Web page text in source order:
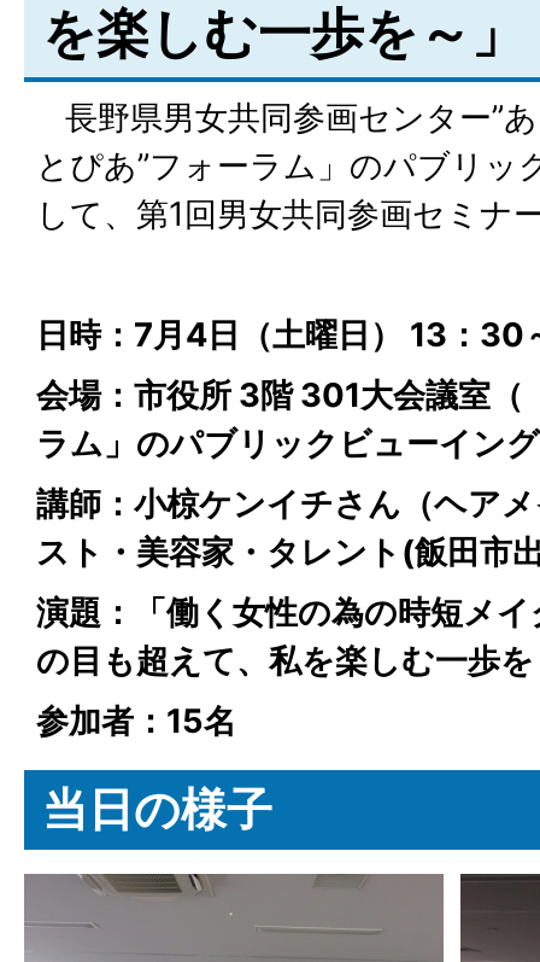
を楽しむ一歩を～」
長野県男女共同参画センター”
とぴあ”フォーラム」のパブリッ
して、第1回男女共同参画セミナ
日時：7月4日（土曜日） 13：
会場：市役所 3階 301大会議室（
ラム」のパブリックビューイン
講師：小椋ケンイチさん（ヘア
スト・美容家・タレント(飯田市
演題：「働く女性の為の時短メ
の目も超えて、私を楽しむ一歩
参加者：15名
当日の様子